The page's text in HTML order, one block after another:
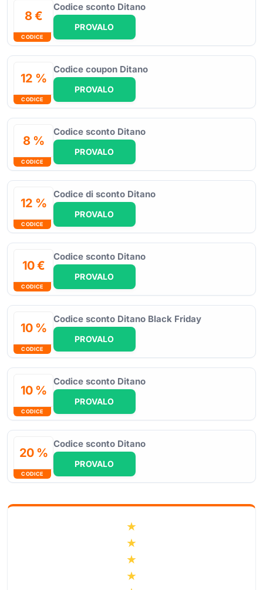
8 €
CODICE
Codice sconto Ditano
PROVALO
12 %
CODICE
Codice coupon Ditano
PROVALO
8 %
CODICE
Codice sconto Ditano
PROVALO
12 %
CODICE
Codice di sconto Ditano
PROVALO
10 €
CODICE
Codice sconto Ditano
PROVALO
10 %
CODICE
Codice sconto Ditano Black Friday
PROVALO
10 %
CODICE
Codice sconto Ditano
PROVALO
20 %
CODICE
Codice sconto Ditano
PROVALO